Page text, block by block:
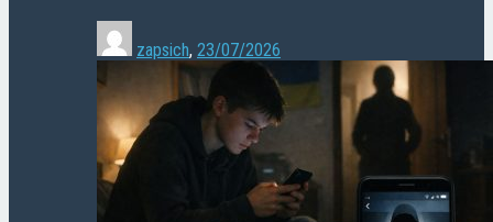
zapsich, 23/07/2026